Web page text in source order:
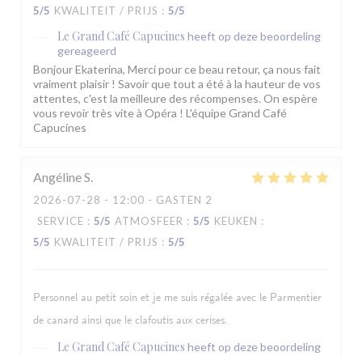
5/5 KWALITEIT / PRIJS : 5/5
Le Grand Café Capucines heeft op deze beoordeling
gereageerd
Bonjour Ekaterina, Merci pour ce beau retour, ça nous fait
vraiment plaisir ! Savoir que tout a été à la hauteur de vos
attentes, c'est la meilleure des récompenses. On espère
vous revoir très vite à Opéra ! L'équipe Grand Café
Capucines
AngélineS
2026-07-28 - 12:00 - GASTEN 2
SERVICE : 5/5 ATMOSFEER : 5/5 KEUKEN :
5/5 KWALITEIT / PRIJS : 5/5
Personnel au petit soin et je me suis régalée avec le Parmentier
de canard ainsi que le clafoutis aux cerises.
Le Grand Café Capucines heeft op deze beoordeling